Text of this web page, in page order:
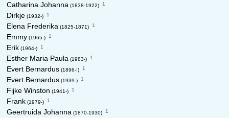
Catharina Johanna (1838-1922) 1
Dirkje (1932-) 1
Elena Frederika (1825-1871) 1
Emmy (1965-) 1
Erik (1964-) 1
Esther Maria Paula (1983-) 1
Evert Bernardus (1896-!) 1
Evert Bernardus (1939-) 1
Fijke Winston (1941-) 1
Frank (1979-) 1
Geertruida Johanna (1870-1930) 1